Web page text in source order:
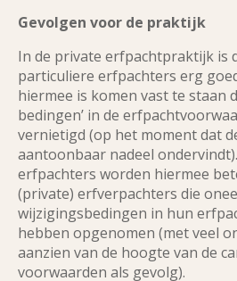
Gevolgen voor de praktijk
In de private erfpachtpraktijk is
particuliere erfpachters erg
hiermee is komen vast te staan
bedingen’ in de
vernietigd (op het moment dat
aantoonbaar nadeel
erfpachters worden hiermee
(private) erfverpachters die
wijzigingsbedingen in hun
hebben opgenomen (met veel
aanzien van de hoogte van de
voorwaarden als gevolg).